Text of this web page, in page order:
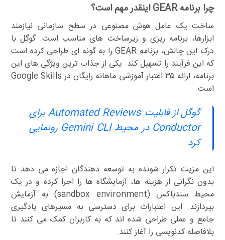
چرا برنامه GEAR اینقدر مهم است؟
ساخت یک عامل هوش مصنوعی در سطح سازمانی نیازمند
ابزارها، برنامه ریزی و زیرساخت های مناسب است. گوگل با
درک این چالش، برنامه GEAR را به گونه ای طراحی کرده است
که این فرآیند را تسهیل کند. یکی از جذاب ترین ویژگی های این
برنامه، ارائه ۳۵ اعتبار آموزشی ماهانه رایگان در Google Skills
است.
گوگل از قابلیت Automated Reviews برای
Conductor در محیط Gemini CLI رونمایی
کرد
این مزیت تکرار شونده به توسعه دهندگان اجازه می دهد تا
بدون نگرانی از هزینه ها، آزمایشگاه ها را اجرا کرده و در یک
محیط سندباکس (sandbox environment) به آزمایش
بپردازند. این اعتبارات برای دسترسی به مسیرهای یادگیری
جامع و عملی طراحی شده اند که به کاربران کمک می کنند تا
بلافاصله کدنویسی را آغاز کنند.